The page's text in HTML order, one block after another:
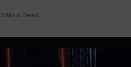
3 Mins Read